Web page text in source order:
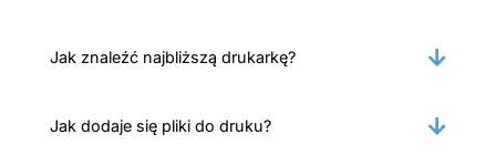
Jak znaleźć najbliższą drukarkę?
Jak dodaje się pliki do druku?